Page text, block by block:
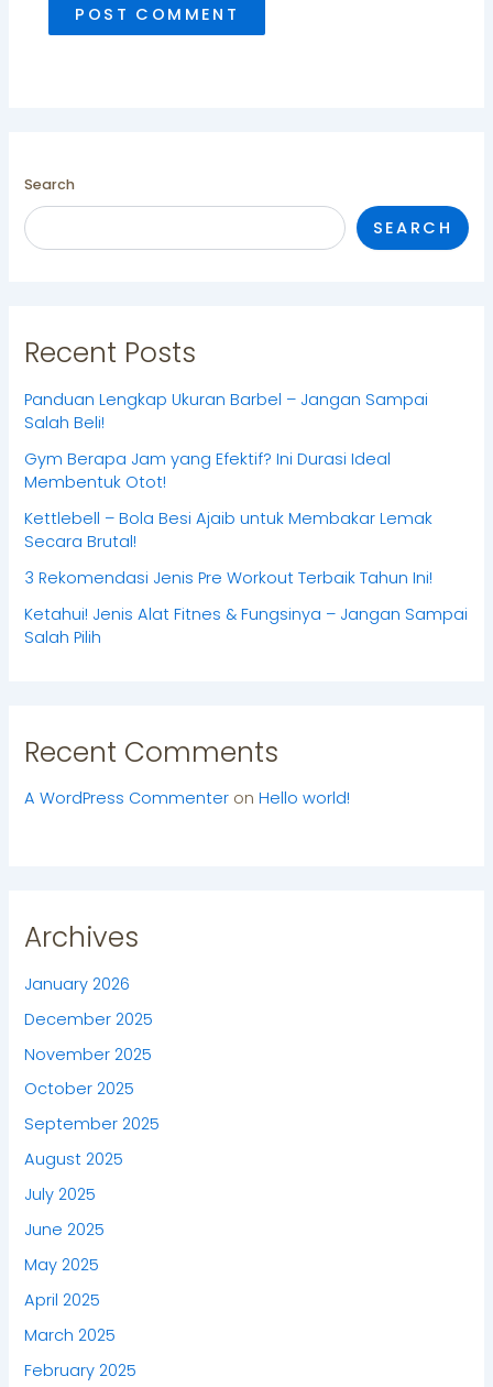
Search
SEARCH
Recent Posts
Panduan Lengkap Ukuran Barbel – Jangan Sampai
Salah Beli!
Gym Berapa Jam yang Efektif? Ini Durasi Ideal
Membentuk Otot!
Kettlebell – Bola Besi Ajaib untuk Membakar Lemak
Secara Brutal!
3 Rekomendasi Jenis Pre Workout Terbaik Tahun Ini!
Ketahui! Jenis Alat Fitnes & Fungsinya – Jangan Sampai
Salah Pilih
Recent Comments
A WordPress Commenter onHello world!
Archives
January 2026
December 2025
November 2025
October 2025
September 2025
August 2025
July 2025
June 2025
May 2025
April 2025
March 2025
February 2025